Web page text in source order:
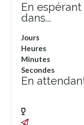
En
dans...
Jours
Heures
Minutes
Secondes
En